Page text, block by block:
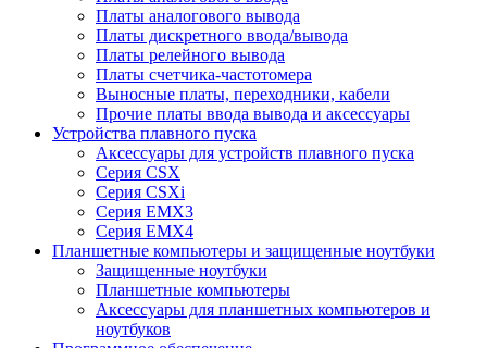
Платы аналогового вывода
Платы дискретного ввода/вывода
Платы релейного вывода
Платы счетчика-частотомера
Выносные платы, переходники, кабели
Прочие платы ввода вывода и аксессуары
Устройства плавного пуска
Аксессуары для устройств плавного пуска
Серия CSX
Серия CSXi
Серия EMX3
Серия EMX4
Планшетные компьютеры и защищенные ноутбуки
Защищенные ноутбуки
Планшетные компьютеры
Аксессуары для планшетных компьютеров и
ноутбуков